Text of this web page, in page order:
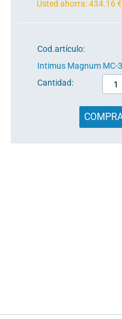
Usted ahorra:434.16€
Cod.artículo:
Intimus Magnum MC-
Cantidad: